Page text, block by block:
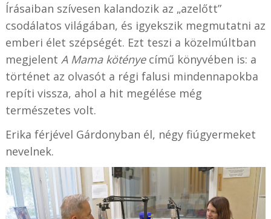
Írásaiban szívesen kalandozik az „azelőtt”
csodálatos világában, és igyekszik megmutatni az
emberi élet szépségét. Ezt teszi a közelmúltban
megjelent A Mama köténye című könyvében is: a
történet az olvasót a régi falusi mindennapokba
repíti vissza, ahol a hit megélése még
természetes volt.
Erika férjével Gárdonyban él, négy fiúgyermeket
nevelnek.